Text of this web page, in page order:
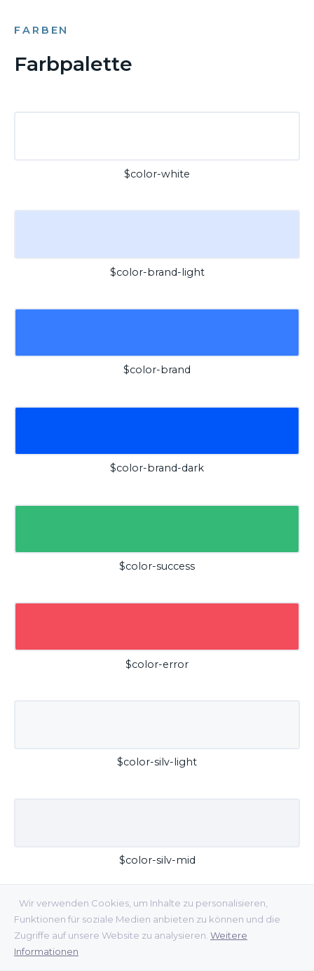
Wir verwenden Cookies, um Inhalte zu personalisieren,
Funktionen für soziale Medien anbieten zu können und die
Zugriffe auf unsere Website zu analysieren. Weitere
Informationen
FARBEN
Farbpalette
$color-white
$color-brand-light
$color-brand
$color-brand-dark
$color-success
$color-error
$color-silv-light
$color-silv-mid